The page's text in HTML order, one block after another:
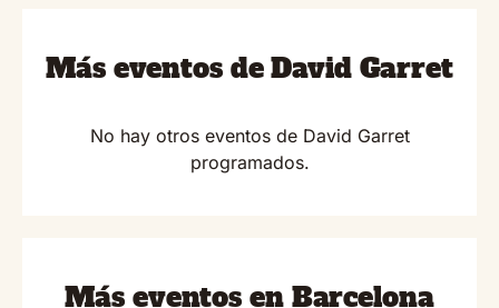
Más eventos de David Garret
No hay otros eventos de David Garret
programados.
Más eventos en Barcelona